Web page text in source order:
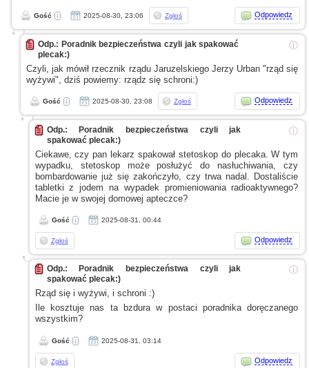
Gość 2025-08-30, 23:06 Zgłoś Odpowiedz
ⓘ
Odp.: Poradnik bezpieczeństwa czyli jak spakować
plecak:)
Czyli, jak mówił rzecznik rządu Jaruzelskiego Jerzy Urban "rząd się
wyżywi", dziś powiemy: rządz się schroni:)
Gość 2025-08-30, 23:08 Zgłoś Odpowiedz
ⓘ
Odp.: Poradnik bezpieczeństwa czyli jak
spakować plecak:)
Ciekawe, czy pan lekarz spakował stetoskop do plecaka.W tym
wypadku, stetoskop może posłużyć do nasłuchiwania, czy
bombardowanie już się zakończyło, czy trwa nadal. Dostaliście
tabletkiz jodem na wypadek promieniowania radioaktywnego?
Macie je w swojej domowej apteczce?
Gość 2025-08-31, 00:44
Zgłoś Odpowiedz
ⓘ
Odp.: Poradnik bezpieczeństwa czyli jak
spakować plecak:)
Rząd się i wyżywi, i schroni :)
Ile kosztuje nas ta bzduraw postaci poradnika doręczanego
wszystkim?
Gość 2025-08-31, 03:14
Zgłoś Odpowiedz